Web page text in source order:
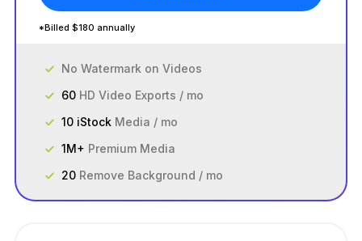
*Billed $180 annually
No Watermark on Videos
60 HD Video Exports / mo
10 iStock Media / mo
1M+ Premium Media
20 Remove Background / mo